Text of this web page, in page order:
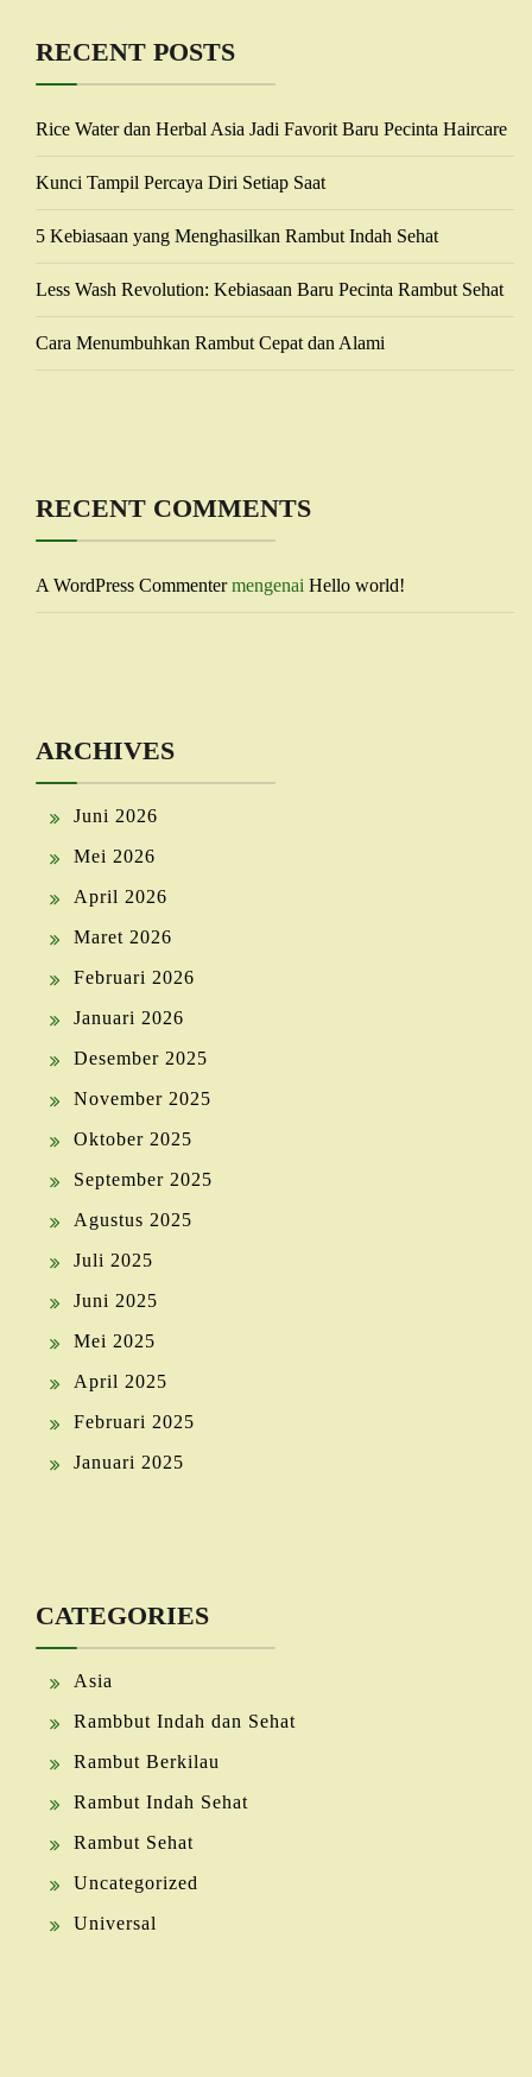
RECENT POSTS
Rice Water dan Herbal Asia Jadi Favorit Baru Pecinta Haircare
Kunci Tampil Percaya Diri Setiap Saat
5 Kebiasaan yang Menghasilkan Rambut Indah Sehat
Less Wash Revolution: Kebiasaan Baru Pecinta Rambut Sehat
Cara Menumbuhkan Rambut Cepat dan Alami
RECENT COMMENTS
A WordPress Commentermengenai Hello world!
ARCHIVES
Juni 2026
Mei 2026
April 2026
Maret 2026
Februari 2026
Januari 2026
Desember 2025
November 2025
Oktober 2025
September 2025
Agustus 2025
Juli 2025
Juni 2025
Mei 2025
April 2025
Februari 2025
Januari 2025
CATEGORIES
Asia
Rambbut Indah dan Sehat
Rambut Berkilau
Rambut Indah Sehat
Rambut Sehat
Uncategorized
Universal